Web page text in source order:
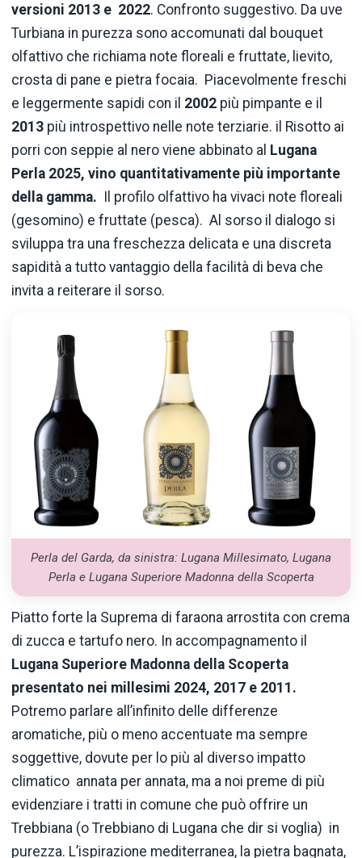
versioni 2013 e 2022. Confronto suggestivo. Da uve
Turbiana in purezza sono accomunati dal bouquet
olfattivo che richiama note floreali e fruttate, lievito,
crosta di pane e pietra focaia. Piacevolmente freschi
e leggermente sapidi con il 2002 più pimpante e il
2013 più introspettivo nelle note terziarie. il Risotto ai
porri con seppie al nero viene abbinato al Lugana
Perla 2025, vino quantitativamente più importante
della gamma. Il profilo olfattivo ha vivaci note floreali
(gesomino) e fruttate (pesca). Al sorso il dialogo si
sviluppa tra una freschezza delicata e una discreta
sapidità a tutto vantaggio della facilità di beva che
invita a reiterare il sorso.
Perla del Garda, da sinistra: Lugana Millesimato, Lugana
Perla e Lugana Superiore Madonna della Scoperta
Piatto forte la Suprema di faraona arrostita con crema
di zucca e tartufo nero. In accompagnamento il
Lugana Superiore Madonna della Scoperta
presentato nei millesimi 2024, 2017 e 2011.
Potremo parlare all’infinito delle differenze
aromatiche, più o meno accentuate ma sempre
soggettive, dovute per lo più al diverso impatto
climatico annata per annata, ma a noi preme di più
evidenziare i tratti in comune che può offrire un
Trebbiana (o Trebbiano di Lugana che dir si voglia) in
purezza. L’ispirazione mediterranea, la pietra bagnata,